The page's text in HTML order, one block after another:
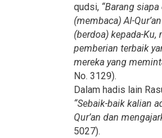
qudsi, “Barang
(membaca) Al-
(berdoa) kepada-
pemberian terbaik
mereka yang
No. 3129).
Dalam hadis lain
“Sebaik-baik kalian
Qur’an dan
5027).